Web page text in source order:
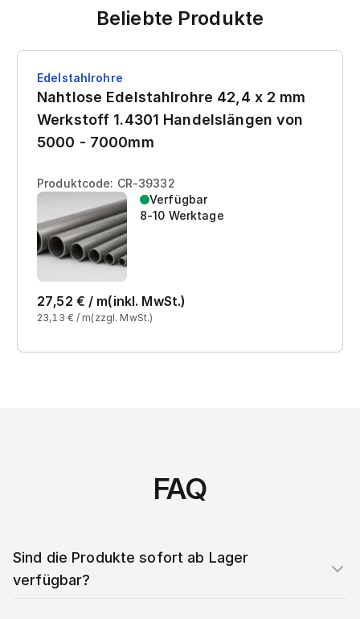
Beliebte Produkte
Edelstahlrohre
Nahtlose Edelstahlrohre 42,4 x 2 mm
Werkstoff 1.4301 Handelslängen von
5000 - 7000mm
Produktcode: CR-39332
Verfügbar
8-10 Werktage
27,52 € / m(inkl. MwSt.)
23,13 € / m(zzgl. MwSt.)
FAQ
Sind die Produkte sofort ab Lager
verfügbar?